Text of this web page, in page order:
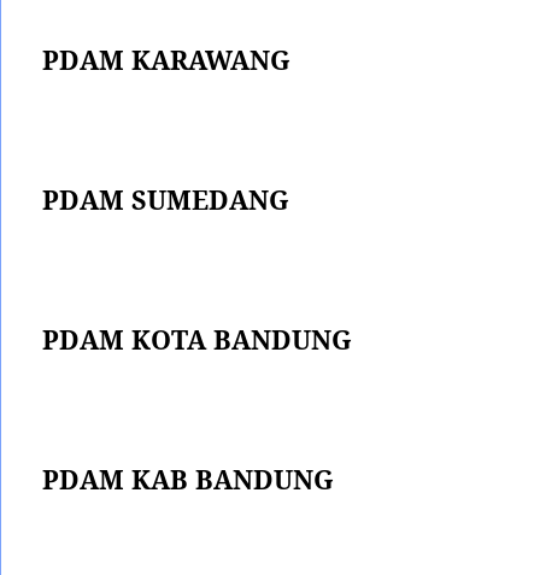
PDAM KARAWANG
PDAM SUMEDANG
PDAM KOTA BANDUNG
PDAM KAB BANDUNG